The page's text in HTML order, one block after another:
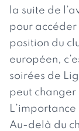
la suite de
pour accéder
position du
européen,
soirées de
peut changer
Au-delà du